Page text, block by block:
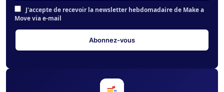
J'accepte de recevoir la newsletter hebdomadaire de Make a
Move via e-mail